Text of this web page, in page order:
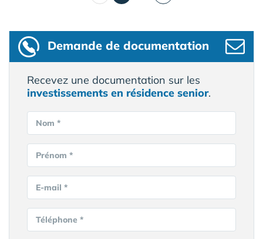
Demande de documentation
Recevez une documentation sur les
investissements en résidence senior.
Nom *
Prénom *
E-mail *
Téléphone *